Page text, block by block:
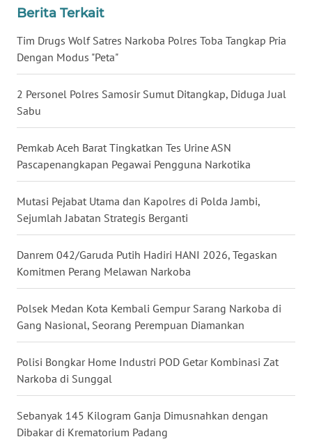
Berita Terkait
Tim Drugs Wolf Satres Narkoba Polres Toba Tangkap Pria
Dengan Modus "Peta"
2 Personel Polres Samosir Sumut Ditangkap, Diduga Jual
Sabu
Pemkab Aceh Barat Tingkatkan Tes Urine ASN
Pascapenangkapan Pegawai Pengguna Narkotika
Mutasi Pejabat Utama dan Kapolres di Polda Jambi,
Sejumlah Jabatan Strategis Berganti
Danrem 042/Garuda Putih Hadiri HANI 2026, Tegaskan
Komitmen Perang Melawan Narkoba
Polsek Medan Kota Kembali Gempur Sarang Narkoba di
Gang Nasional, Seorang Perempuan Diamankan
Polisi Bongkar Home Industri POD Getar Kombinasi Zat
Narkoba di Sunggal
Sebanyak 145 Kilogram Ganja Dimusnahkan dengan
Dibakar di Krematorium Padang
KALBAR
WN
KALTENG
WN
KALTARA
WN
KALSEL
WN
WN